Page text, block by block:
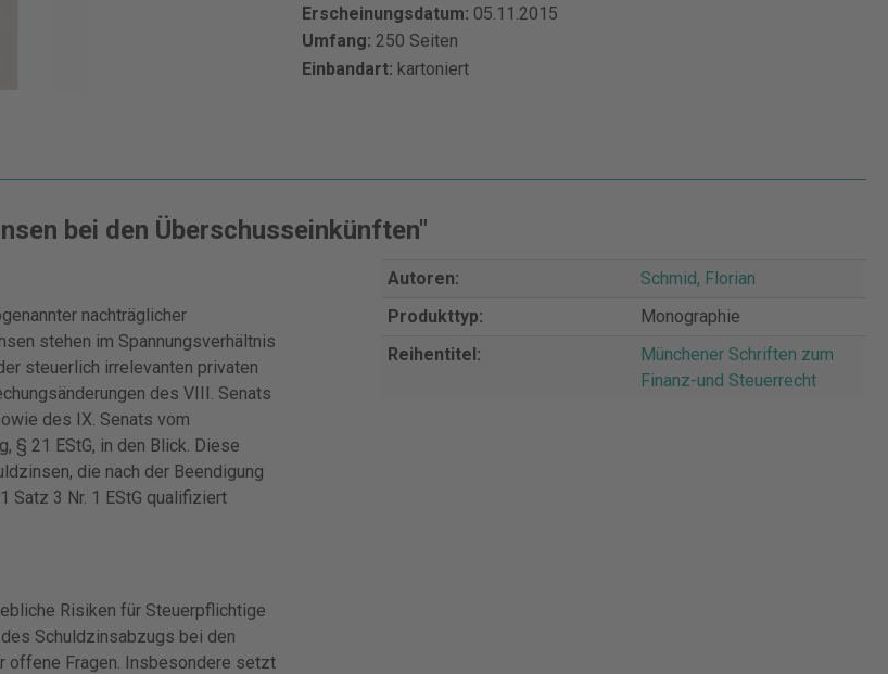
Erscheinungsdatum: 05.11.2015
Umfang: 250 Seiten
Einbandart: kartoniert
bei den Überschusseinkünften"
nachträglicher
stehen im Spannungsverhältnis
steuerlich irrelevanten privaten
des VIII. Senats
des IX. Senats vom
§ 21 EStG, in den Blick. Diese
die nach der Beendigung
Satz 3 Nr. 1 EStG qualifiziert
Risiken für Steuerpflichtige
Schuldzinsabzugs bei den
offene Fragen. Insbesondere setzt
Autoren:
Schmid, Florian
Produkttyp:
Monographie
Reihentitel:
Münchener Schriften zum
Finanz-und Steuerrecht